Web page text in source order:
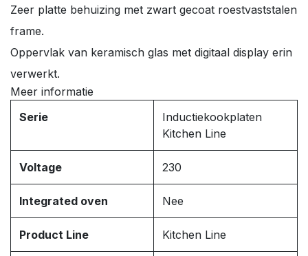
Zeer platte behuizing met zwart gecoat roestvaststalen
frame.
Oppervlak van keramisch glas met digitaal display erin
verwerkt.
Meer informatie
Serie
Inductiekookplaten
Kitchen Line
Voltage 230
Integrated oven Nee
Product Line Kitchen Line